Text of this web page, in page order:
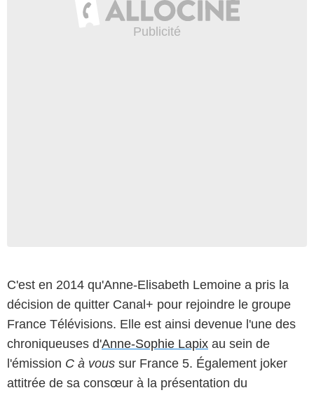
C'est en 2014 qu'Anne-Elisabeth Lemoine a pris la
décision de quitter Canal+ pour rejoindre le groupe
France Télévisions. Elle est ainsi devenue l'une des
chroniqueuses d'Anne-Sophie Lapix au sein de
l'émission C à vous sur France 5. Également joker
attitrée de sa consœur à la présentation du